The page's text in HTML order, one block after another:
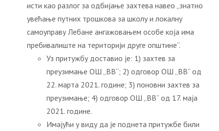
исти као разлог за одбијање захтева навео „знатно
увећање путних трошкова за школу и локалну
самоуправу Лебане ангажовањем особе која има
пребивалиште на територији друге општине“.
Уз притужбу доставио је: 1) захтев за
преузимање ОШ „ВВ“; 2) одговор ОШ „ВВ“ од
22. марта 2021. године; 3) поновни захтев за
преузимање; 4) одговор ОШ „ВВ“ од 17. маја
2021. године.
Имајући у виду да је поднета притужбе били